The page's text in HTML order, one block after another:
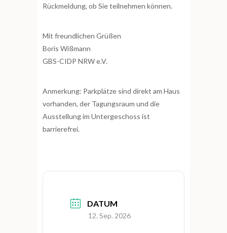
Rückmeldung, ob Sie teilnehmen können.
Mit freundlichen Grüßen
Boris Wißmann
GBS-CIDP NRW e.V.
Anmerkung: Parkplätze sind direkt am Haus
vorhanden, der Tagungsraum und die
Ausstellung im Untergeschoss ist
barrierefrei.
DATUM
12. Sep. 2026